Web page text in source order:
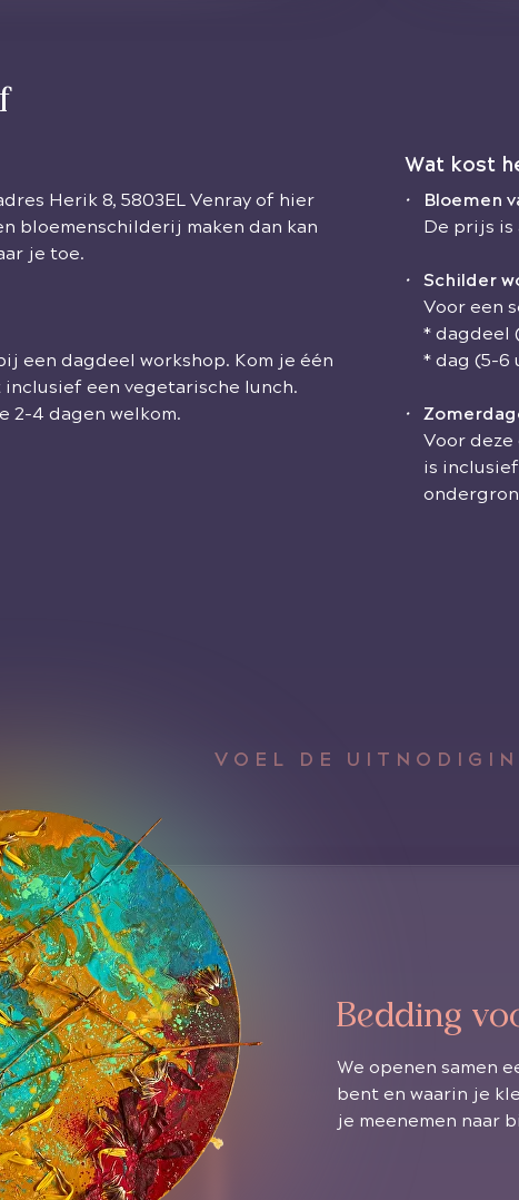
Herik 8, 5803EL Venray of hier
bloemenschilderij maken dan kan
je toe.
een dagdeel workshop. Kom je één
een vegetarische lunch.
2-4 dagen welkom.
Wat kost
Bloemen
De prijs is
Schilder
Voor een
* dagdeel
* dag (5-6
Voor
is
•
•
•
VOEL DE
Bedding
We openen samen
bent en waarin je
je meenemen naar